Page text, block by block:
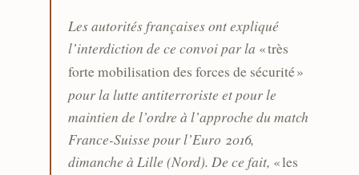
Les autorités françaises ont expliqué
l’interdiction de ce convoi par la « très
forte mobilisation des forces de sécurité »
pour la lutte antiterroriste et pour le
maintien de l’ordre à l’approche du match
France-Suisse pour l’Euro 2016,
dimanche à Lille (Nord). De ce fait, « les